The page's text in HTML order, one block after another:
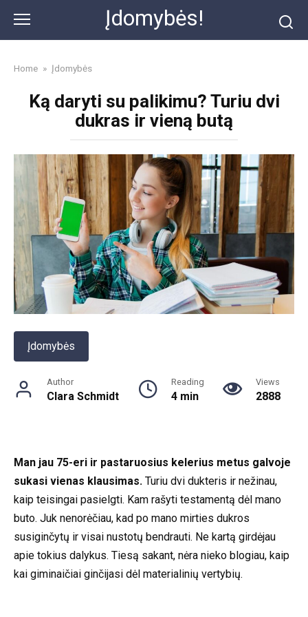
content
Įdomybės!
Home » Įdomybės
Ką daryti su palikimu? Turiu dvi
dukras ir vieną butą
Įdomybės
Author
Clara Schmidt
Reading
4 min
Views
2888
Man jau 75-eri ir pastaruosius kelerius metus galvoje
sukasi vienas klausimas. Turiu dvi dukteris ir nežinau,
kaip teisingai pasielgti. Kam rašyti testamentą dėl mano
buto. Juk nenorėčiau, kad po mano mirties dukros
susiginčytų ir visai nustotų bendrauti. Ne kartą girdėjau
apie tokius dalykus. Tiesą sakant, nėra nieko blogiau, kaip
kai giminaičiai ginčijasi dėl materialinių vertybių.